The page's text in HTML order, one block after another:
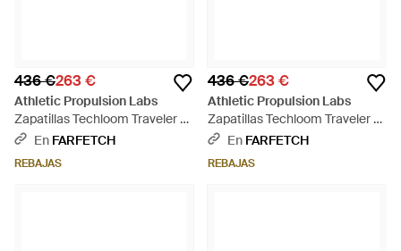
436 €263 €
Athletic Propulsion Labs
Zapatillas Techloom Traveler -
RosaEn FARFETCH
REBAJAS
436 €263 €
Athletic Propulsion Labs
Zapatillas Techloom Traveler -
RosaEn FARFETCH
REBAJAS